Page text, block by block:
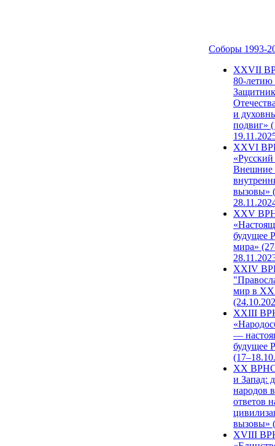
Соборы 1993-
ХХVII
80-
и
подвиг»
XXVI
Внешние
вызовы»
XXV
будущее
мира»
XXIV
мир в
XXIII
—
будущее
XX ВРНС
и Запад:
народов
ответов
вызовы»
XVIII